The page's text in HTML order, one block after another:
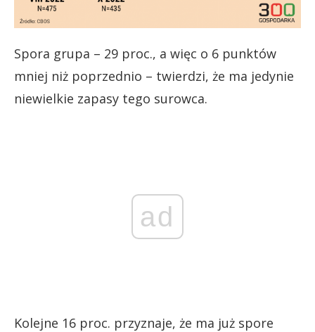
Spora grupa – 29 proc., a więc o 6 punktów
mniej niż poprzednio – twierdzi, że ma jedynie
niewielkie zapasy tego surowca.
ad
Kolejne 16 proc. przyznaje, że ma już spore